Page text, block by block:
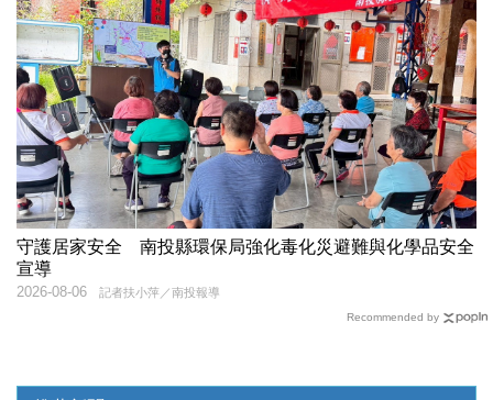
守護居家安全 南投縣環保局強化毒化災避難與化學品安全
宣導
記者扶小萍／南投報導
2026-08-06
Recommended by